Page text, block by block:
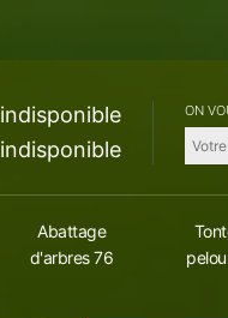
indisponible
indisponible
ON
Abattage
d'arbres 76